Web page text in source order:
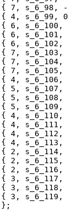
7, s_6_98,
4, s_6_99,
6, s_6_100,
6, s_6_101,
6, s_6_102,
7, s_6_103,
7, s_6_104,
7, s_6_105,
4, s_6_106,
5, s_6_107,
5, s_6_108,
5, s_6_109,
4, s_6_110,
4, s_6_111,
4, s_6_112,
4, s_6_113,
2, s_6_114,
2, s_6_115,
2, s_6_116,
3, s_6_117,
3, s_6_118,
3, s_6_119,